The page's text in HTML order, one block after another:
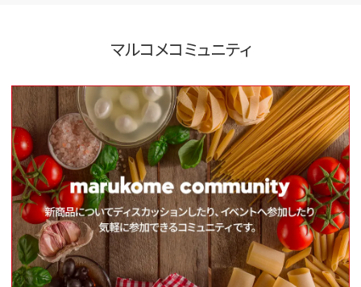
マルコメコミュニティ